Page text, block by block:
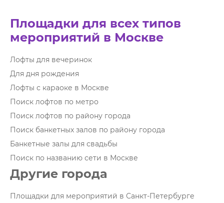
Площадки для всех типов
мероприятий в Москве
Лофты для вечеринок
Для дня рождения
Лофты с караоке в Москве
Поиск лофтов по метро
Поиск лофтов по району города
Поиск банкетных залов по району города
Банкетные залы для свадьбы
Поиск по названию сети в Москве
Другие города
Площадки для мероприятий в Санкт-Петербурге